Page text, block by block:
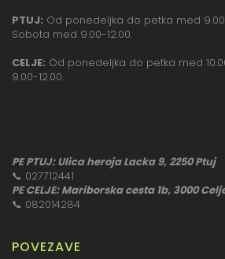
PTUJ: Od ponedeljka do petka med 9.00-
Sobota med 9.00-12.00.
CELJE: Od ponedeljka do petka med
9.00-12.00.
PE PTUJ: Ulica heroja Lacka 9, 2250 Ptuj
📞 027712441
PE CELJE: Mariborska cesta 1b, 3000
📞 082014284
POVEZAVE